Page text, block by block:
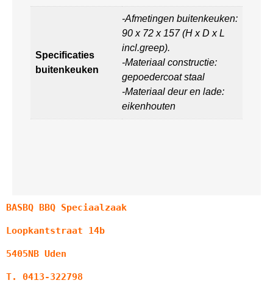
Specificaties
buitenkeuken
-Afmetingen buitenkeuken:
90 x 72 x 157 (H x D x L
incl.greep).
-Materiaal constructie:
gepoedercoat staal
-Materiaal deur en lade:
eikenhouten
BASBQ BBQ Speciaalzaak
Loopkantstraat 14b
5405NB Uden
T. 0413-322798